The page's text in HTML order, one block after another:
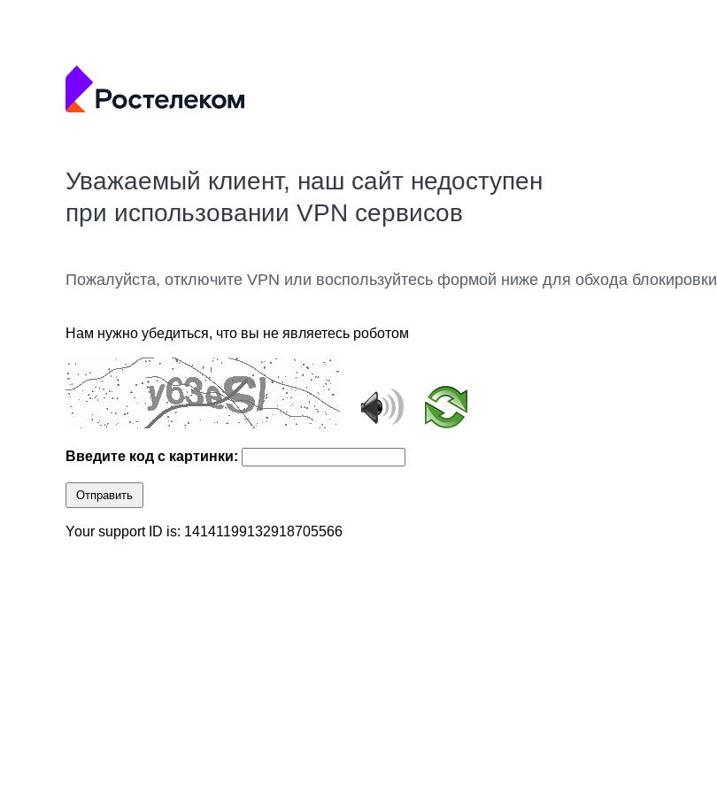
Уважаемый клиент, наш сайт недоступен
при использовании VPN сервисов
Пожалуйста, отключите VPN или воспользуйтесь формой ниже для обхода блокировки
Нам нужно убедиться, что вы не являетесь роботом
Введите код с картинки:
Отправить
Your support ID is: 14141199132918705566